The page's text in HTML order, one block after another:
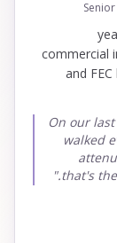
commercial
and
"On our
walked
that's